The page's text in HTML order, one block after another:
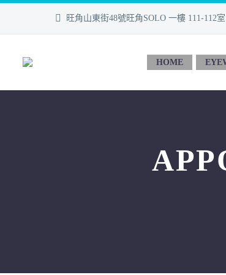
旺角山東街48號旺角SOLO 一樓 111-112
HOME